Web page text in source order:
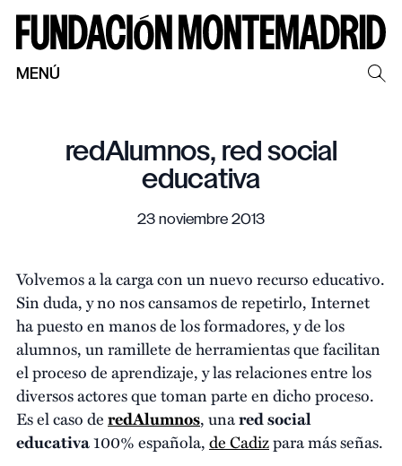
MENÚ
redAlumnos, red social
educativa
23 noviembre 2013
Volvemos a la carga con un nuevo recurso educativo.
Sin duda, y no nos cansamos de repetirlo, Internet
ha puesto en manos de los formadores, y de los
alumnos, un ramillete de herramientas que facilitan
el proceso de aprendizaje, y las relaciones entre los
diversos actores que toman parte en dicho proceso.
Es el caso deredAlumnos, unared social
educativa100% española,de Cadizpara más señas.